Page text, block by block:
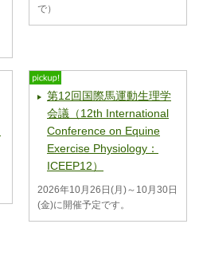
で）
第12回国際馬運動生理学
会議（12th International
Conference on Equine
Exercise Physiology：
ICEEP12）
2026年10月26日(月)～10月30日
(金)に開催予定です。